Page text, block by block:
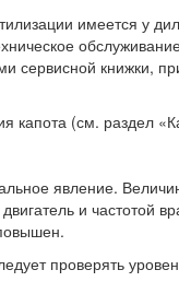
имеется у
сервисной книжки,
капота (см. раздел
явление.
и частотой
проверять